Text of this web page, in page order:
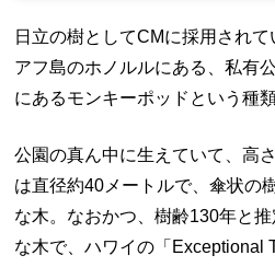
日立の樹としてCMに採用され
アフ島のホノルルにある、私有
にあるモンキーポッドという種
公園の真ん中に生えていて、高
は直径約40メートルで、傘状の
な木。なおかつ、樹齢130年と
な木で、ハワイの「Exceptional